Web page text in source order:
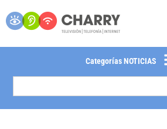
Categorías NOTICIAS